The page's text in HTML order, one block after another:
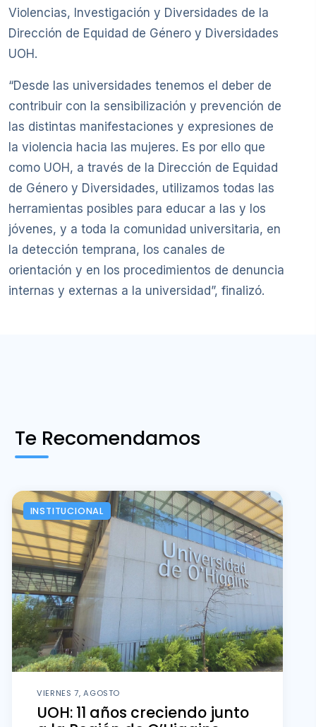
Violencias, Investigación y Diversidades de la
Dirección de Equidad de Género y Diversidades
UOH.
“Desde las universidades tenemos el deber de
contribuir con la sensibilización y prevención de
las distintas manifestaciones y expresiones de
la violencia hacia las mujeres. Es por ello que
como UOH, a través de la Dirección de Equidad
de Género y Diversidades, utilizamos todas las
herramientas posibles para educar a las y los
jóvenes, y a toda la comunidad universitaria, en
la detección temprana, los canales de
orientación y en los procedimientos de denuncia
internas y externas a la universidad”, finalizó.
Te Recomendamos
INSTITUCIONAL
VIERNES 7, AGOSTO
UOH: 11 años creciendo junto